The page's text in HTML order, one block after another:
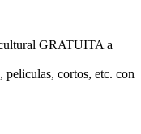
GRATUITA a
peliculas, cortos, etc. con